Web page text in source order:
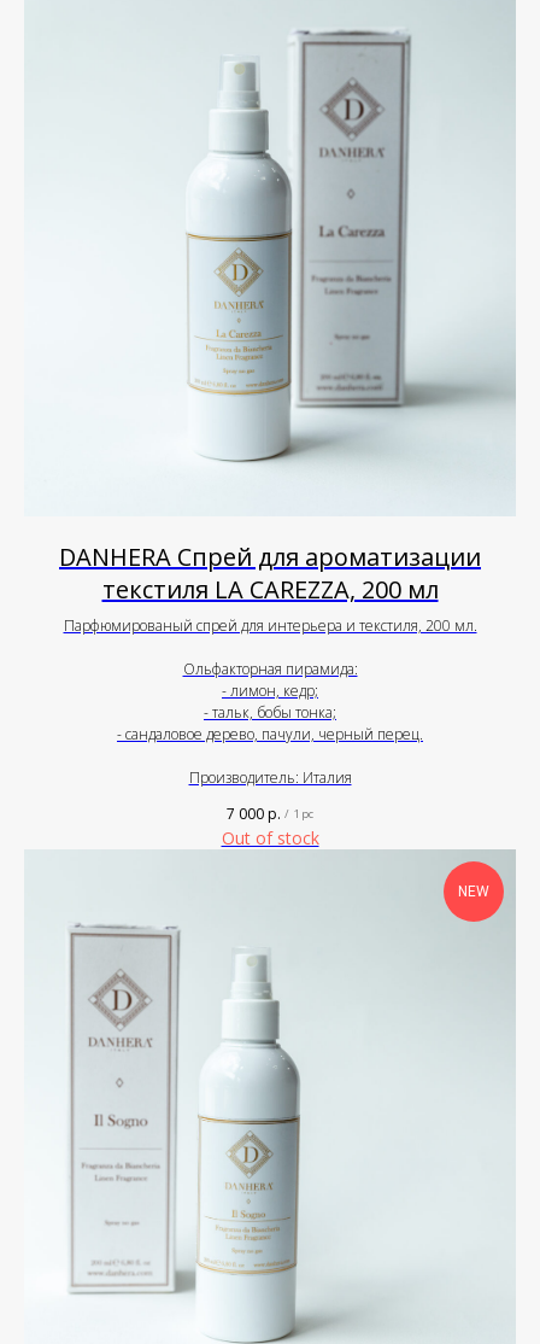
DANHERA Спрей для ароматизации
текстиля LA CAREZZA, 200 мл
Парфюмированый спрей для интерьера и текстиля, 200 мл.
Ольфакторная пирамида:
- лимон, кедр;
- тальк, бобы тонка;
- сандаловое дерево, пачули, черный перец.
Производитель: Италия
7 000р. / 1 pc
Out of stock
NEW